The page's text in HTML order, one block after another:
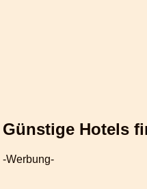
Günstige Hotels
-Werbung-